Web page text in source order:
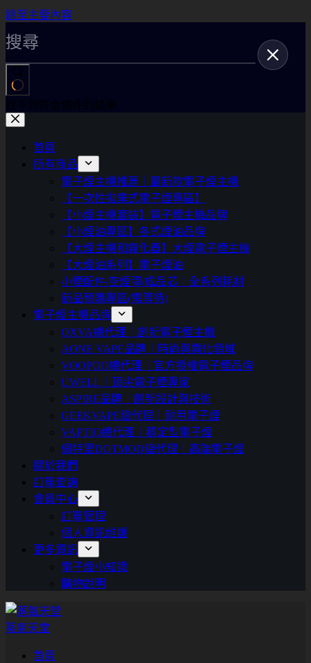
跳至主要內容
找不到符合條件的結果
首頁
所有商品
電子煙主機推薦｜最新款電子煙主機
【一次性拋棄式電子煙專區】
【小煙主機套裝】電子煙主機品牌
【小煙油專區】各式煙油品牌
【大煙主機和霧化器】大煙電子煙主機
【大煙油系列】電子煙油
小煙配件/空煙彈/成品芯｜全系列耗材
新品預購專區(需等待)
電子煙主機品牌
OXVA總代理｜創新電子煙主機
AONE VAPE品牌｜時尚與霧化領域
VOOPOO總代理｜官方授權電子煙品牌
UWELL｜頂尖電子煙專家
ASPIRE品牌｜創新設計與技術
GEEKVAPE總代理｜耐用電子煙
VAPTIO總代理｜穩定型電子煙
佩特里DOTMOD總代理｜高端電子煙
關於我們
訂單查詢
會員中心
訂單管理
個人資訊維護
更多資訊
電子煙小知識
購物說明
蒸氣天堂
首頁